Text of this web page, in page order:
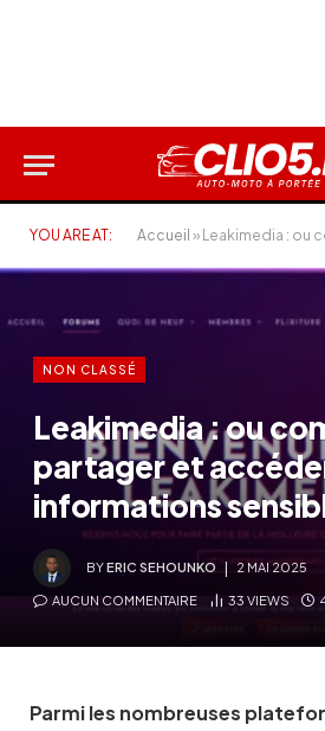
YOU ARE AT: Accueil » Leakimedia : ou comment
NON CLASSÉ
Leakimedia : ou
partager et
informations
BYERIC SEHOUNKO 2 MAI 2025
AUCUN COMMENTAIRE 33 VIEWS
Parmi les nombreuses